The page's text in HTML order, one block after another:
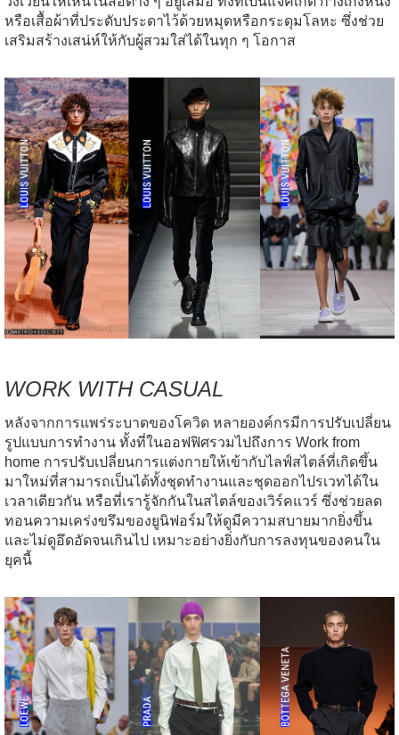
หรือเสื้อผ้าที่ประดับประดาไว้ด้วยหมุดหรือกระดุมโลหะ ซึ่งช่วย
เสริมสร้างเสน่ห์ให้กับผู้สวมใส่ได้ในทุก ๆ โอกาส
WORK WITH CASUAL
หลังจากการแพร่ระบาดของโควิด หลายองค์กรมีการปรับเปลี่ยน
รูปแบบการทำงาน ทั้งที่ในออฟฟิศรวมไปถึงการ Work from
home การปรับเปลี่ยนการแต่งกายให้เข้ากับไลฟ์สไตล์ที่เกิดขึ้น
มาใหม่ที่สามารถเป็นได้ทั้งชุดทำงานและชุดออกไปรเวทได้ใน
เวลาเดียวกัน หรือที่เรารู้จักกันในสไตล์ของเวิร์คแวร์ ซึ่งช่วยลด
ทอนความเคร่งขรึมของยูนิฟอร์มให้ดูมีความสบายมากยิ่งขึ้น
และไม่ดูอึดอัดจนเกินไป เหมาะอย่างยิ่งกับการลงทุนของคนใน
ยุคนี้